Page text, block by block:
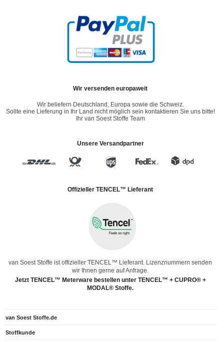
Wir versenden europaweit
Wir beliefern Deutschland, Europa sowie die Schweiz.
Sollte eine Lieferung in Ihr Land nicht möglich sein kontaktieren Sie uns bitte!
Ihr van Soest Stoffe Team
Unsere Versandpartner
Offizieller TENCEL™ Lieferant
van Soest Stoffe ist offizieller TENCEL™ Lieferant. Lizenznummern senden
wir Ihnen gerne auf Anfrage.
Jetzt TENCEL™ Meterware bestellen unter TENCEL™ + CUPRO® +
MODAL® Stoffe.
van Soest Stoffe.de
Stoffkunde